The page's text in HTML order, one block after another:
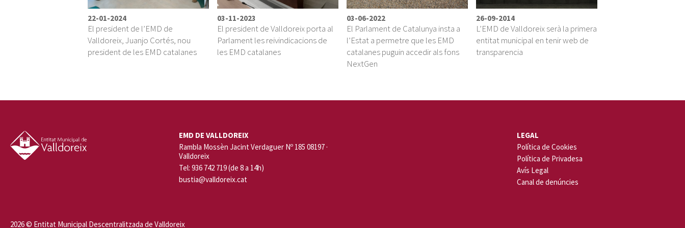
22-01-2024
El president de l’EMD de
Valldoreix, Juanjo Cortés, nou
president de les EMD catalanes
03-11-2023
El president de Valldoreix porta al
Parlament les reivindicacions de
les EMD catalanes
03-06-2022
El Parlament de Catalunya insta a
l’Estat a permetre que les EMD
catalanes puguin accedir als fons
NextGen
26-09-2014
L’EMD de Valldoreix serà la primera
entitat municipal en tenir web de
transparencia
EMD DE VALLDOREIX
Rambla Mossèn Jacint Verdaguer Nº 185 08197 ·
Valldoreix
Tel: 936 742 719 (de 8 a 14h)
bustia@valldoreix.cat
LEGAL
Política de Cookies
Política de Privadesa
Avís Legal
Canal de denúncies